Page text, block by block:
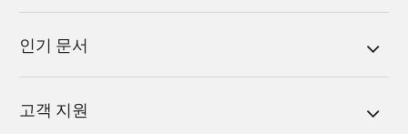
인기 문서
고객 지원